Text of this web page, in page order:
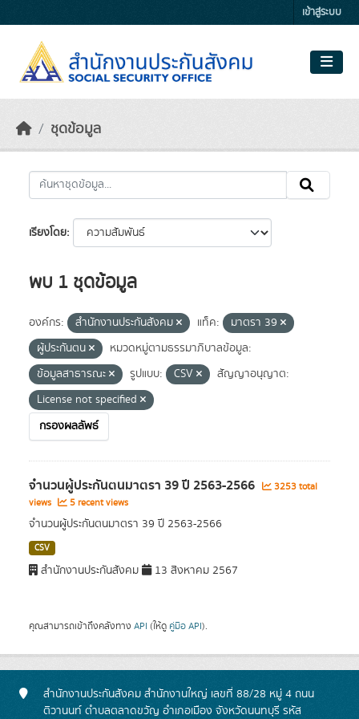
เข้าสู่ระบบ
ชุดข้อมูล
เรียงโดย
พบ 1 ชุดข้อมูล
องค์กร: สำนักงานประกันสังคม แท็ค:
มาตรา 39
ผู้ประกันตน
หมวดหมู่ตามธรรมาภิบาลข้อมูล:
ข้อมูลสาธารณะ
รูปแบบ: CSV
สัญญาอนุญาต:
License not specified
กรองผลลัพธ์
จำนวนผู้ประกันตนมาตรา 39 ปี 2563-2566
3253 total
views
5 recent views
จำนวนผู้ประกันตนมาตรา 39 ปี 2563-2566
CSV
สำนักงานประกันสังคม 13 สิงหาคม 2567
คุณสามารถเข้าถึงคลังทาง API (ให้ดู คู่มือ API).
สำนักงานประกันสังคม สำนักงานใหญ่ เลขที่ 88/28 หมู่ 4 ถนน
ติวานนท์ ตำบลตลาดขวัญ อำเภอเมือง จังหวัดนนทบุรี รหัส